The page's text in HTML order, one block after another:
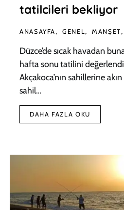
tatilcileri bekliyor
ANASAYFA GENEL MANŞET
Düzce’de sıcak havadan
hafta sonu tatilini
Akçakoca’nın sahillerine
sahil…
DAHA FAZLA OKU